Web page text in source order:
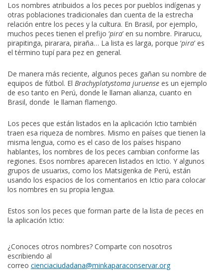
Los nombres atribuidos a los peces por pueblos indígenas y
otras poblaciones tradicionales dan cuenta de la estrecha
relación entre los peces y la cultura. En Brasil, por ejemplo,
muchos peces tienen el prefijo ‘pira’ en su nombre. Pirarucu,
pirapitinga, pirarara, piraña… La lista es larga, porque ‘pira’ es
el término tupí para pez en general.
De manera más reciente, algunos peces gañan su nombre de
equipos de fútbol. El Brachyplatystoma juruense es un ejemplo
de eso tanto en Perú, donde le llaman alianza, cuanto en
Brasil, donde le llaman flamengo.
Los peces que están listados en la aplicación Ictio también
traen esa riqueza de nombres. Mismo en países que tienen la
misma lengua, como es el caso de los países hispano
hablantes, los nombres de los peces cambian conforme las
regiones. Esos nombres aparecen listados en Ictio. Y algunos
grupos de usuarixs, como los Matsigenka de Perú, están
usando los espacios de los comentarios en Ictio para colocar
los nombres en su propia lengua.
Estos son los peces que forman parte de la lista de peces en
la aplicación Ictio:
¿Conoces otros nombres? Comparte con nosotros
escribiendo al
correo cienciaciudadana@minkaparaconservar.org